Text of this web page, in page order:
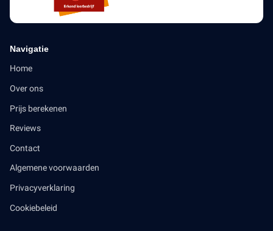
Navigatie
Home
Over ons
Prijs berekenen
Reviews
Contact
Algemene voorwaarden
Privacyverklaring
Cookiebeleid